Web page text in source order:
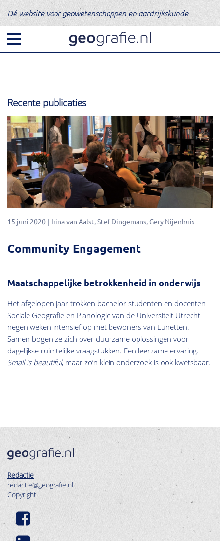
Dé website voor geowetenschappen en aardrijkskunde
Recente publicaties
15 juni 2020 Irina van Aalst Stef Dingemans Gery Nijenhuis
Community Engagement
Maatschappelijke betrokkenheid in onderwijs
Het afgelopen jaar trokken bachelor studenten en docenten
Sociale Geografie en Planologie van de Universiteit Utrecht
negen weken intensief op met bewoners van Lunetten.
Samen bogen ze zich over duurzame oplossingen voor
dagelijkse ruimtelijke vraagstukken. Een leerzame ervaring.
Small is beautiful, maar zo’n klein onderzoek is ook kwetsbaar.
Redactie
redactie@geografie.nl
Copyright